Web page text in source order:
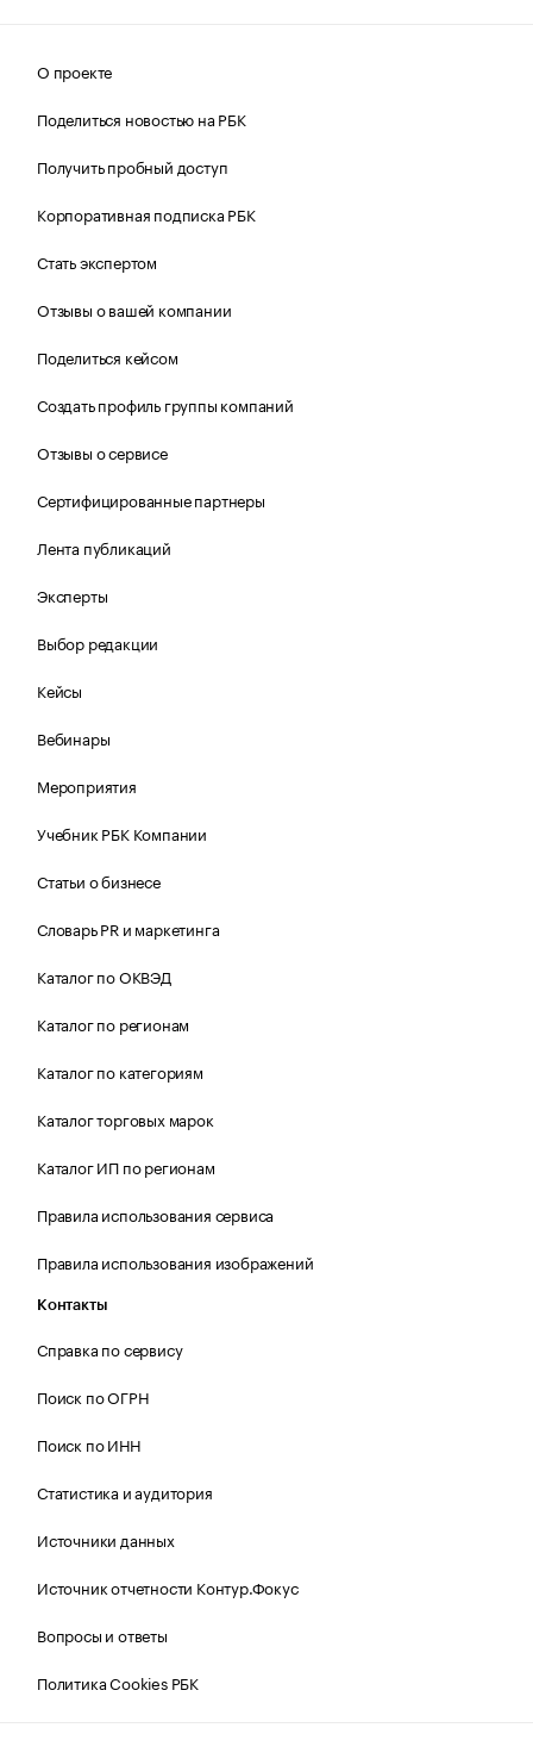
О проекте
Поделиться новостью на РБК
Получить пробный доступ
Корпоративная подписка РБК
Стать экспертом
Отзывы о вашей компании
Поделиться кейсом
Создать профиль группы компаний
Отзывы о сервисе
Сертифицированные партнеры
Лента публикаций
Эксперты
Выбор редакции
Кейсы
Вебинары
Мероприятия
Учебник РБК Компании
Статьи о бизнесе
Словарь PR и маркетинга
Каталог по ОКВЭД
Каталог по регионам
Каталог по категориям
Каталог торговых марок
Каталог ИП по регионам
Правила использования сервиса
Правила использования изображений
Контакты
Справка по сервису
Поиск по ОГРН
Поиск по ИНН
Статистика и аудитория
Источники данных
Источник отчетности Контур.Фокус
Вопросы и ответы
Политика Cookies РБК